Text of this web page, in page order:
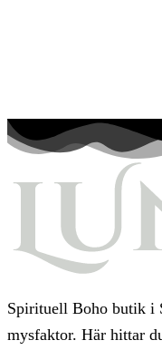
Spirituell Boho butik i
mysfaktor. Här hittar